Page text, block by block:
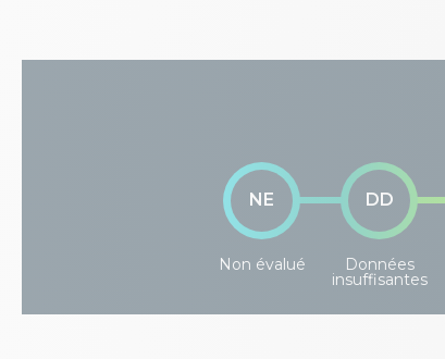
NE
Non évalué
DD
Données
insuffisantes